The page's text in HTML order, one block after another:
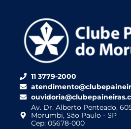
11 3779-2000
Av. Dr. Alberto Penteado,
Morumbi, São Paulo - SP
Cep: 05678-000